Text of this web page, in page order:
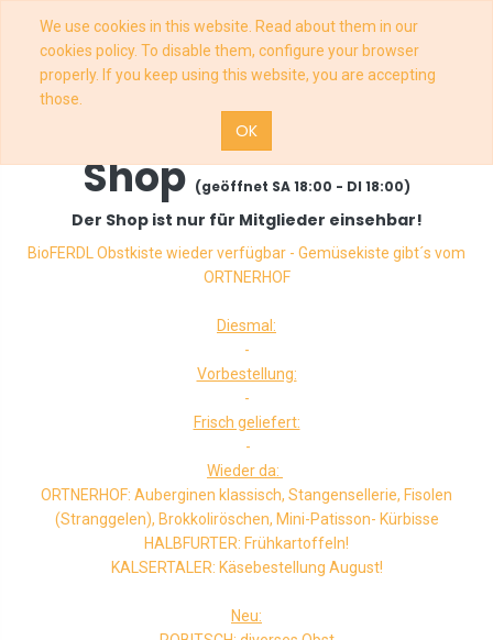
We use cookies in this website. Read about them in our
cookies policy. To disable them, configure your browser
properly. If you keep using this website, you are accepting
those.
OK
Shop(geöffnet SA 18:00 - DI 18:00)
Der Shop ist nur für Mitglieder einsehbar!
BioFERDL Obstkiste wieder verfügbar - Gemüsekiste gibt´s vom
ORTNERHOF
Diesmal:
-
Vorbestellung:
-
Frisch geliefert:
-
Wieder da:
ORTNERHOF: Auberginen klassisch, Stangensellerie, Fisolen
(Stranggelen), Brokkoliröschen, Mini-Patisson- Kürbisse
HALBFURTER: Frühkartoffeln!
KALSERTALER: Käsebestellung August!
Neu: